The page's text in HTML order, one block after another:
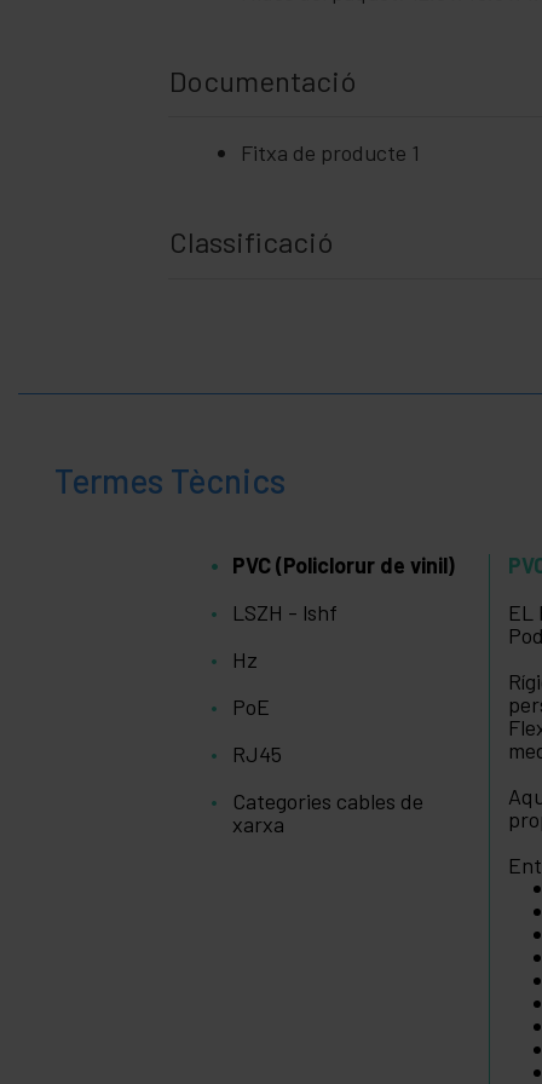
Documentació
Fitxa de producte 1
Classificació
Termes Tècnics
PVC (Policlorur de vinil)
LSZH - lshf
Hz
PoE
RJ45
Categories cables de
xarxa
EL